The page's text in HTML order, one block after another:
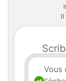
Il
Vous